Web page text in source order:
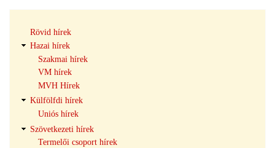
navigáció
Rövid hírek
Hazai hírek
Szakmai hírek
VM hírek
MVH Hírek
Külfölfdi hírek
Uniós hírek
Szövetkezeti hírek
Termelői csoport hírek